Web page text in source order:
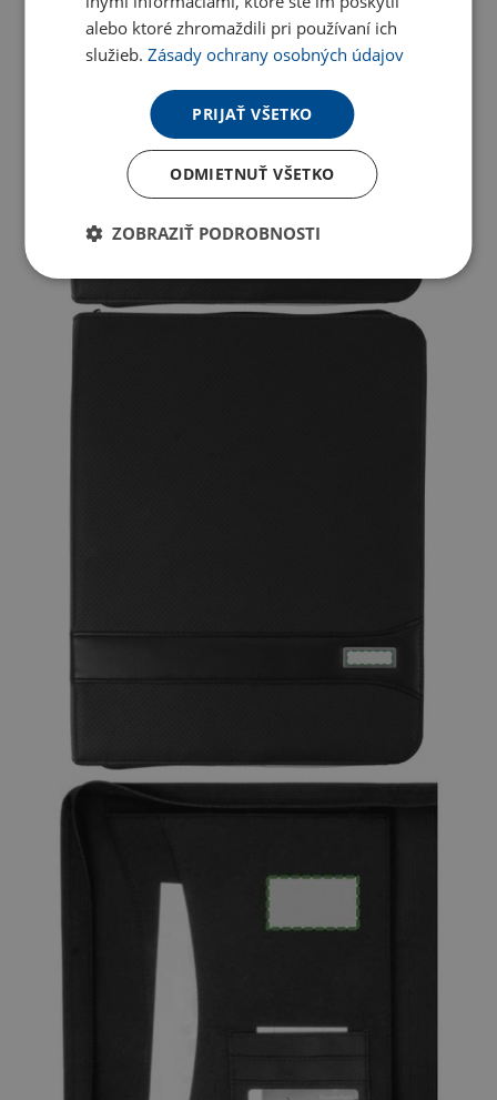
alebo ktoré zhromaždili pri používaní ich
služieb.Zásady ochrany osobných údajov
PRIJAŤ VŠETKO
ODMIETNUŤ VŠETKO
ZOBRAZIŤ PODROBNOSTI